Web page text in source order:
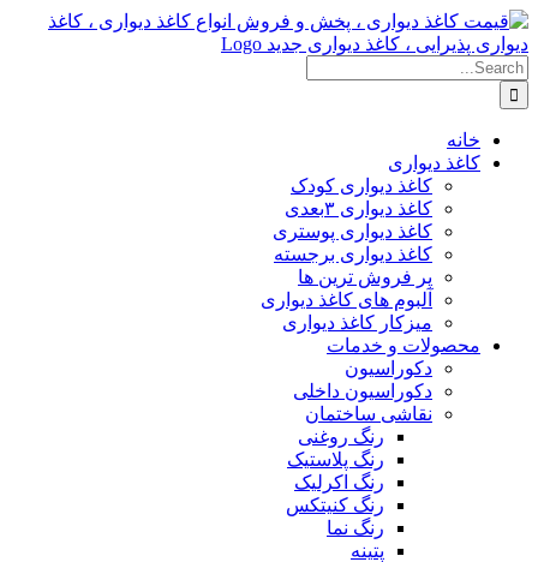
Skip
to
content
Search
for:
خانه
کاغذ دیواری
کاغذ دیواری کودک
کاغذ دیواری ۳بعدی
کاغذ دیواری پوستری
کاغذ دیواری برجسته
پر فروش ترین ها
آلبوم های کاغذ دیواری
میزکار کاغذ دیواری
محصولات و خدمات
دکوراسیون
دکوراسیون داخلی
نقاشی ساختمان
رنگ روغنی
رنگ پلاستیک
رنگ اکرلیک
رنگ کنیتکس
رنگ نما
پتینه